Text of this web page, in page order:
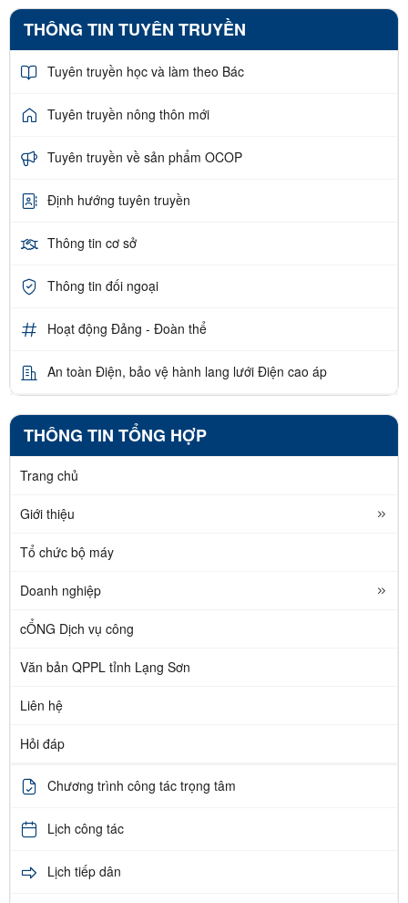
THÔNG TIN TUYÊN TRUYỀN
Tuyên truyền học và làm theo Bác
Tuyên truyền nông thôn mới
Tuyên truyền về sản phẩm OCOP
Định hướng tuyên truyền
Thông tin cơ sở
Thông tin đối ngoại
Hoạt động Đảng - Đoàn thể
An toàn Điện, bảo vệ hành lang lưới Điện cao áp
THÔNG TIN TỔNG HỢP
Trang chủ
Giới thiệu
Tổ chức bộ máy
Doanh nghiệp
cỔNG Dịch vụ công
Văn bản QPPL tỉnh Lạng Sơn
Liên hệ
Hỏi đáp
Chương trình công tác trọng tâm
Lịch công tác
Lịch tiếp dân